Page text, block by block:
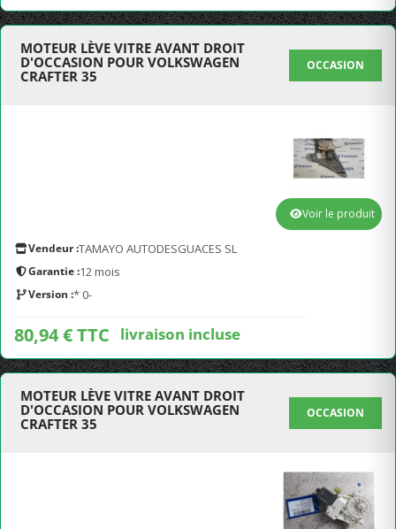
MOTEUR LÈVE VITRE AVANT DROIT
D'OCCASION POUR VOLKSWAGEN
CRAFTER 35
OCCASION
Vendeur :TAMAYO AUTODESGUACES SL
Garantie :12 mois
Version :* 0-
80,94 € TTC livraison incluse
Voir le produit
MOTEUR LÈVE VITRE AVANT DROIT
D'OCCASION POUR VOLKSWAGEN
CRAFTER 35
OCCASION